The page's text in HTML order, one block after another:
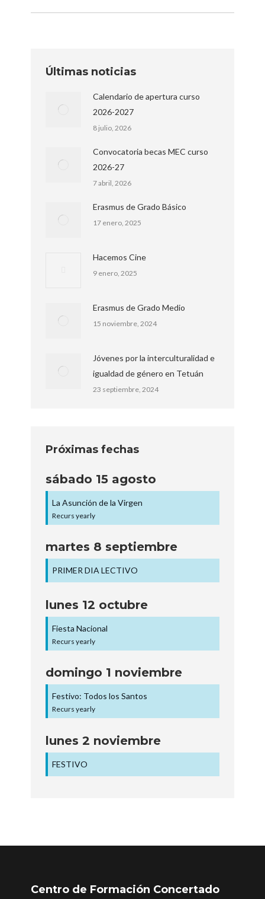
Últimas noticias
Calendario de apertura curso
2026-2027
8 julio, 2026
Convocatoria becas MEC curso
2026-27
7 abril, 2026
Erasmus de Grado Básico
17 enero, 2025
Hacemos Cine
9 enero, 2025
Erasmus de Grado Medio
15 noviembre, 2024
Jóvenes por la interculturalidad e
igualdad de género en Tetuán
23 septiembre, 2024
Próximas fechas
sábado 15 agosto
La Asunción de la Virgen
Recurs yearly
martes 8 septiembre
PRIMER DIA LECTIVO
lunes 12 octubre
Fiesta Nacional
Recurs yearly
domingo 1 noviembre
Festivo: Todos los Santos
Recurs yearly
lunes 2 noviembre
FESTIVO
Centro de Formación Concertado